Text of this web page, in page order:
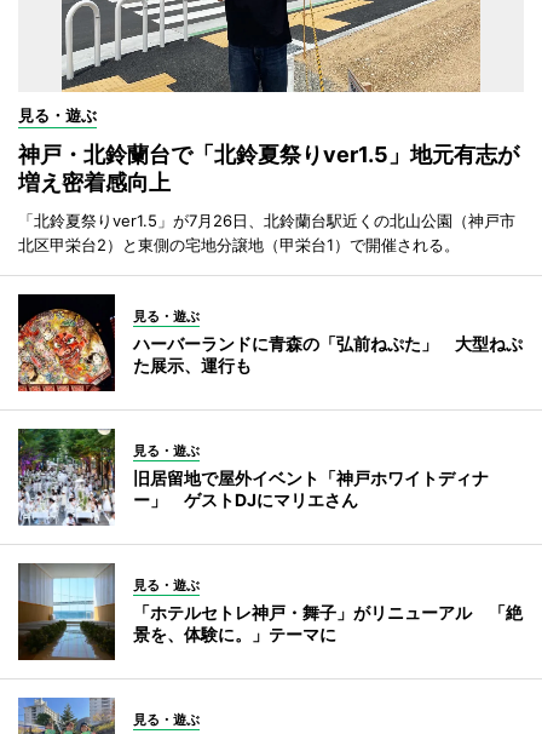
見る・遊ぶ
神戸・北鈴蘭台で「北鈴夏祭りver1.5」地元有志が
増え密着感向上
「北鈴夏祭りver1.5」が7月26日、北鈴蘭台駅近くの北山公園（神戸市
北区甲栄台2）と東側の宅地分譲地（甲栄台1）で開催される。
見る・遊ぶ
ハーバーランドに青森の「弘前ねぷた」 大型ねぷ
た展示、運行も
見る・遊ぶ
旧居留地で屋外イベント「神戸ホワイトディナ
ー」 ゲストDJにマリエさん
見る・遊ぶ
「ホテルセトレ神戸・舞子」がリニューアル 「絶
景を、体験に。」テーマに
見る・遊ぶ